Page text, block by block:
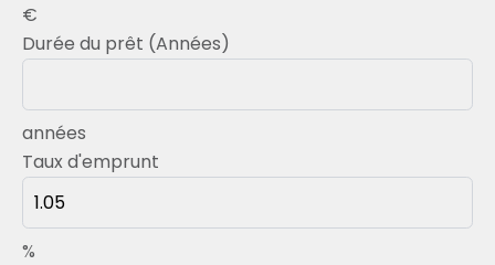
€
Durée du prêt (Années)
années
Taux d'emprunt
%